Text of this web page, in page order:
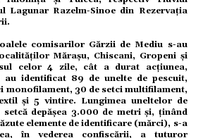
Lagunar Razelm-Sinoe din Rezervația
comisarilor Gărzii de Mediu s-au
Mărașu, Chiscani, Gropeni și
celor 4 zile, cât a durat acțiunea,
au identificat 89 de unelte de pescuit,
monofilament, 30 de setci multifilament,
și 5 vintire. Lungimea uneltelor de
depășea 3.000 de metri și, ținând
elemente de identificare (mărci), s-a
în vederea confiscării, a tuturor